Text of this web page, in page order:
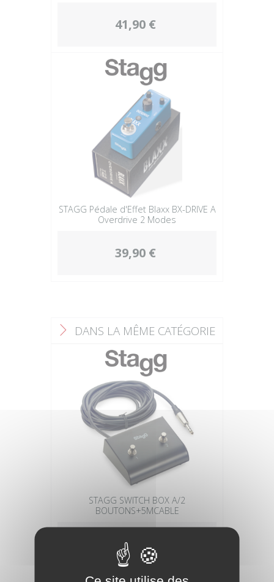
41,90 €
STAGG Pédale d'Effet Blaxx BX-DRIVE A
Overdrive 2 Modes
39,90 €
F DANS LA MÊME CATÉGORIE
STAGG SWITCH BOX A/2
BOUTONS+5MCABLE
34,90 €